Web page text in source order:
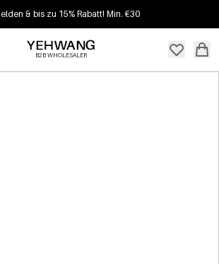
& bis zu 15% Rabatt! Min. €30
B2B WHOLESALER